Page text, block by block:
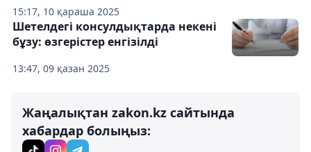
15:17, 10 қараша 2025
13:47, 09 қазан 2025
Шетелдегі консулдықтарда некені
бұзу: өзгерістер енгізілді
Жаңалықтан zakon.kz сайтында
хабардар болыңыз: